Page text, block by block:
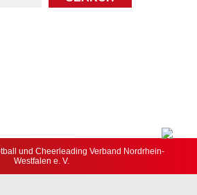
und Cheerleading Verband Nordrhein-
Westfalen e. V.